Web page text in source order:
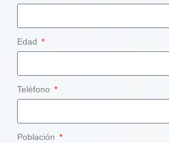
Edad
Teléfono
Población